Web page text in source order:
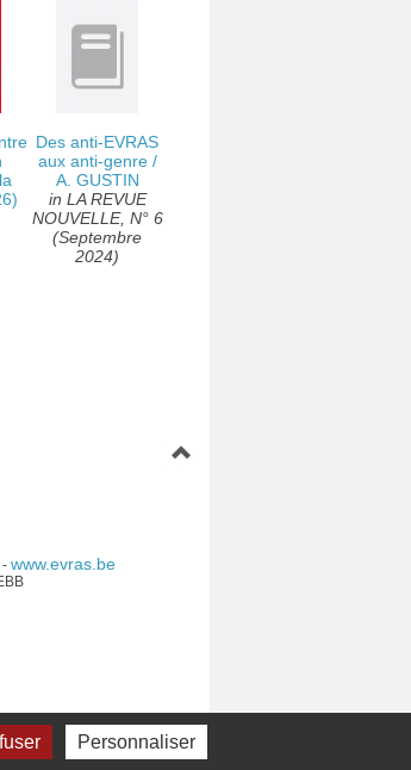
Des anti-EVRAS
aux anti-genre/
A. GUSTIN
in LA REVUE
NOUVELLE, N° 6
(Septembre
2024)
www.evras.be
Personnaliser